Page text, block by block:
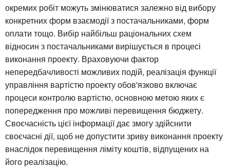
окремих робіт можуть змінюватися залежно від вибору
конкретних форм взаємодії з постачальниками, форм
оплати тощо. Вибір найбільш раціональних схем
відносин з постачальниками вирішується в процесі
виконання проекту. Враховуючи фактор
непередбачливості можливих подій, реалізація функції
управління вартістю проекту обов'язково включає
процеси контролю вартістю, основною метою яких є
попередження про можливі перевищення бюджету.
Своєчасність цієї інформації дає змогу здійснити
своєчасні дії, щоб не допустити зриву виконання проекту
внаслідок перевищення ліміту коштів, відпущених на
його реалізацію.